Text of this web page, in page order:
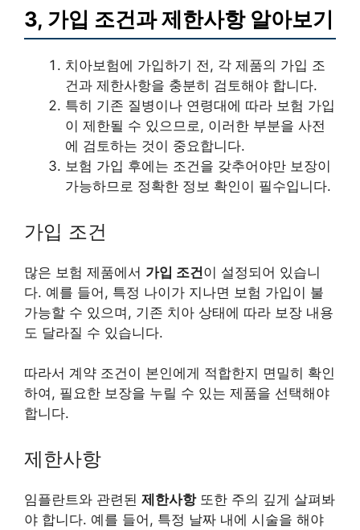
3, 가입 조건과 제한사항 알아보기
치아보험에 가입하기 전, 각 제품의 가입 조
건과 제한사항을 충분히 검토해야 합니다.
특히 기존 질병이나 연령대에 따라 보험 가입
이 제한될 수 있으므로, 이러한 부분을 사전
에 검토하는 것이 중요합니다.
보험 가입 후에는 조건을 갖추어야만 보장이
가능하므로 정확한 정보 확인이 필수입니다.
가입 조건
많은 보험 제품에서 가입 조건이 설정되어 있습니
다. 예를 들어, 특정 나이가 지나면 보험 가입이 불
가능할 수 있으며, 기존 치아 상태에 따라 보장 내용
도 달라질 수 있습니다.
따라서 계약 조건이 본인에게 적합한지 면밀히 확인
하여, 필요한 보장을 누릴 수 있는 제품을 선택해야
합니다.
제한사항
임플란트와 관련된 제한사항또한 주의 깊게 살펴봐
야 합니다. 예를 들어, 특정 날짜 내에 시술을 해야